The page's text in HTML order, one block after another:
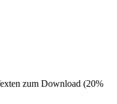
zum Download (20%